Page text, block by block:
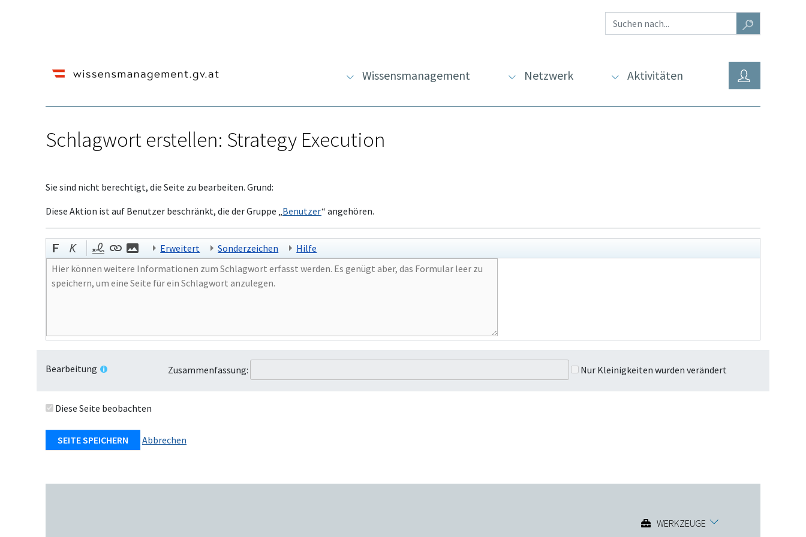
Wissensmanagement Netzwerk Aktivitäten
Schlagwort erstellen: Strategy Execution
Wechseln zu:Navigation, Suche
Sie sind nicht berechtigt, die Seite zu bearbeiten. Grund:
Diese Aktion ist auf Benutzer beschränkt, die der Gruppe „ Benutzer“ angehören.
Erweitert Sonderzeichen Hilfe
Bearbeitung Zusammenfassung: Nur Kleinigkeiten wurden verändert
Diese Seite beobachten
Abbrechen
WERKZEUGE